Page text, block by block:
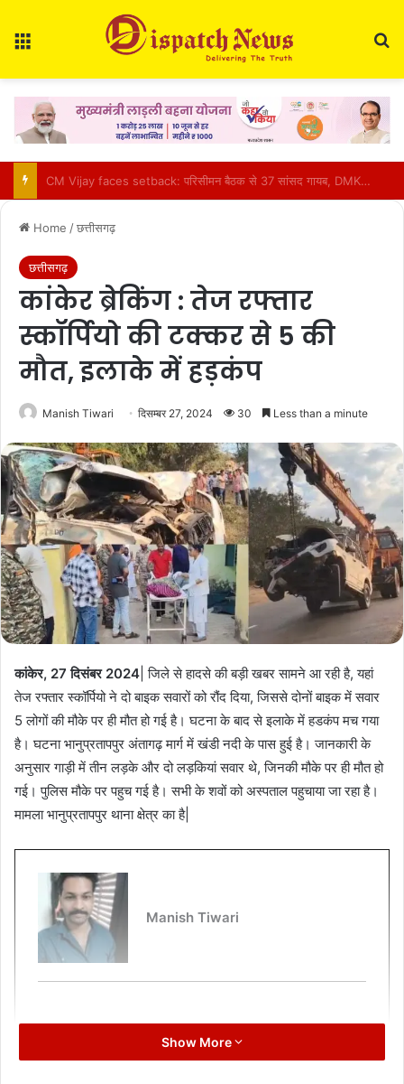
BCCI Big Decision : खिलाड़ियों की बढ़ती चोटों पर BCCI एक्टिव, VVS लक्ष्मण के साथ होगी अहम बैठक
Home /छत्तीसगढ़
छत्तीसगढ़
कांकेर ब्रेकिंग : तेज रफ्तार
स्कॉर्पियो की टक्कर से 5 की
मौत, इलाके में हड़कंप
Manish Tiwari दिसम्बर 27, 2024 30 Less than a minute
कांकेर, 27 दिसंबर 2024 | जिले से हादसे की बड़ी खबर सामने आ रही है, यहां
तेज रफ्तार स्कॉर्पियो ने दो बाइक सवारों को रौंद दिया, जिससे दोनों बाइक में सवार
5 लोगों की मौके पर ही मौत हो गई है। घटना के बाद से इलाके में हडकंप मच गया
है। घटना भानुप्रतापपुर अंतागढ़ मार्ग में खंडी नदी के पास हुई है। जानकारी के
अनुसार गाड़ी में तीन लड़के और दो लड़कियां सवार थे, जिनकी मौके पर ही मौत हो
गई। पुलिस मौके पर पहुच गई है। सभी के शवों को अस्पताल पहुचाया जा रहा है।
मामला भानुप्रतापपुर थाना क्षेत्र का है|
Manish Tiwari
Show More